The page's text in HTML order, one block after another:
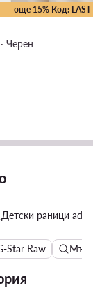
още 15% Код: LAST
Черен
Детски раници
Star Raw